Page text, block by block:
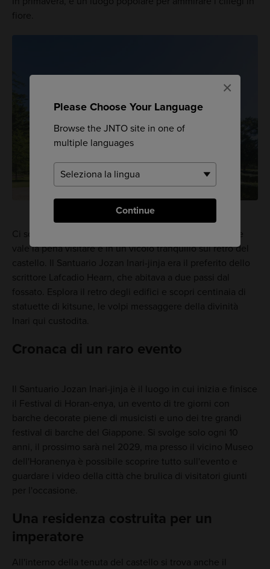
Please Choose Your Language
Browse the JNTO site in one of
multiple languages
Continue
×
fiore.
Ci sono tre santuari all'interno del parco, ma quello che
vale la pena visitare è in un vicolo tranquillo sul retro del
castello. Il Santuario Jozan Inari-jinja era il preferito dello
scrittore Lafcadio Hearn, che abitava a due passi dal
fossato. Esplora il retro degli edifici e scopri centinaia di
statuette di kitsune, le volpi messaggere della divinità
Inari qui custodita.
Cronaca di un raro evento
Il Santuario Jozan Inari-jinja è il luogo in cui inizia e finisce
il Festival di Horan-enya, un evento di tre giorni con
barche decorate piene di musicisti e uno dei tre grandi
festival di barche del Giappone. Si svolge solo ogni 10
anni, il prossimo sarà nel 2029, ma presso il vicino Museo
dell'Horanenya è possibile scoprire tutto sull'evento e
guardare i video della città che brulica di visitatori giunti
per l'occasione.
Una residenza costruita per un
imperatore
All'interno della tenuta del castello si trova anche il